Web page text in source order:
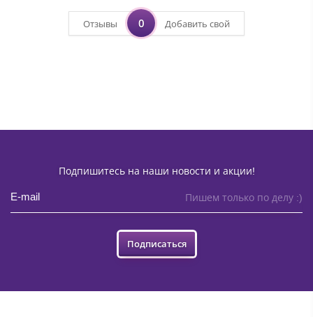
Отзывы 0 Добавить свой
Подпишитесь на наши новости и акции!
Пишем только по делу :)
Подписаться